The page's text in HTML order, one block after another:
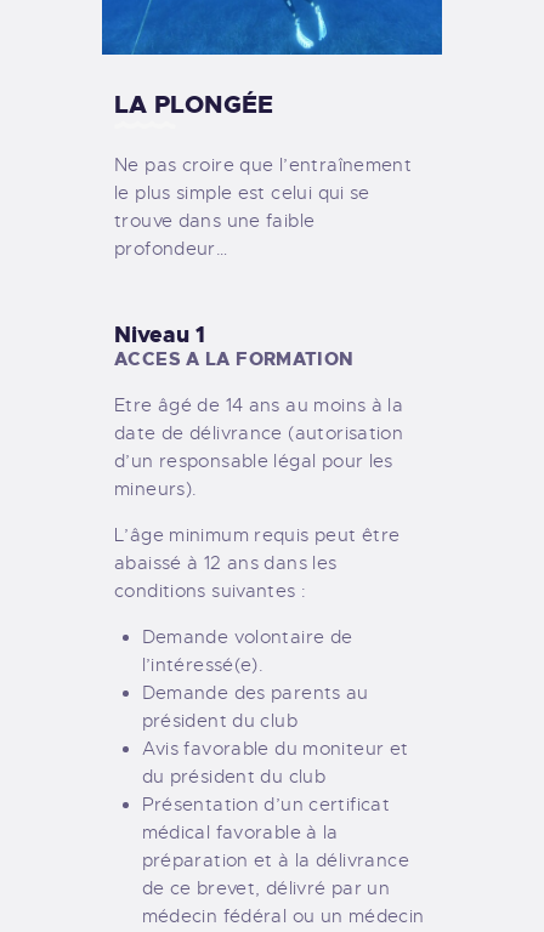
LA PLONGÉE
Ne pas croire que l’entraînement
le plus simple est celui qui se
trouve dans une faible
profondeur…
Niveau 1
ACCES A LA FORMATION
Etre âgé de 14 ans au moins à la
date de délivrance (autorisation
d’un responsable légal pour les
mineurs).
L’âge minimum requis peut être
abaissé à 12 ans dans les
conditions suivantes :
Demande volontaire de
l’intéressé(e).
Demande des parents au
président du club
Avis favorable du moniteur et
du président du club
Présentation d’un certificat
médical favorable à la
préparation et à la délivrance
de ce brevet, délivré par un
médecin fédéral ou un médecin